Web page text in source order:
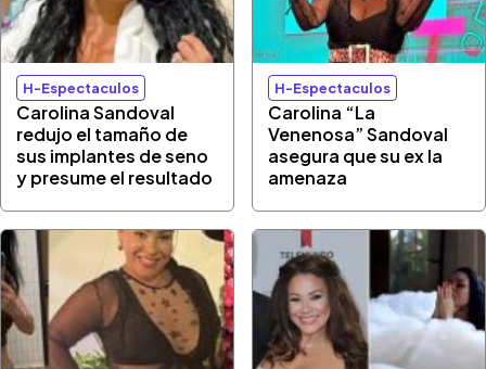
H-Espectaculos
Carolina Sandoval
redujo el tamaño de
sus implantes de seno
y presume el resultado
H-Espectaculos
Carolina “La
Venenosa” Sandoval
asegura que su ex la
amenaza